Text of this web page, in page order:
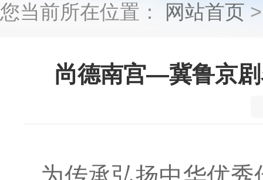
您当前所在位置： 网站首页
尚德南宫—冀鲁京